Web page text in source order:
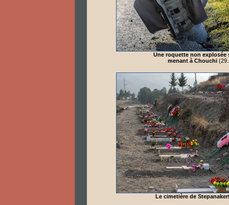
Une roquette non explosée
menant à Chouchi
Le cimetière de